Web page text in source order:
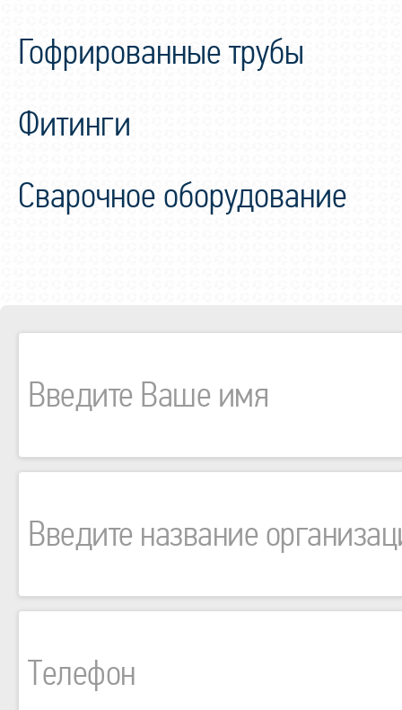
Гофрированные трубы
Фитинги
Сварочное оборудование